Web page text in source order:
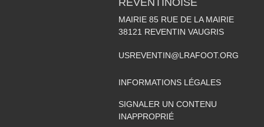
MAIRIE 85 RUE DE LA MAIRIE
38121 REVENTIN VAUGRIS
USREVENTIN@LRAFOOT.ORG
INFORMATIONS LÉGALES
SIGNALER UN CONTENU
INAPPROPRIÉ